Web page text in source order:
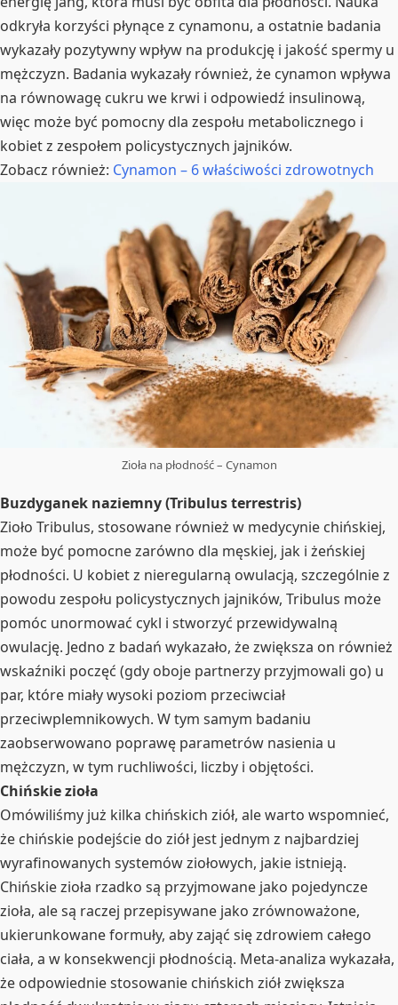
odkryła korzyści płynące z cynamonu, a ostatnie badania
wykazały pozytywny wpływ na produkcję i jakość spermy u
mężczyzn. Badania wykazały również, że cynamon wpływa
na równowagę cukru we krwi i odpowiedź insulinową,
więc może być pomocny dla zespołu metabolicznego i
kobiet z zespołem policystycznych jajników.
Zobacz również: Cynamon – 6 właściwości zdrowotnych
Zioła na płodność – Cynamon
Buzdyganek naziemny (Tribulus terrestris)
Zioło Tribulus, stosowane również w medycynie chińskiej,
może być pomocne zarówno dla męskiej, jak i żeńskiej
płodności. U kobiet z nieregularną owulacją, szczególnie z
powodu zespołu policystycznych jajników, Tribulus może
pomóc unormować cykl i stworzyć przewidywalną
owulację. Jedno z badań wykazało, że zwiększa on również
wskaźniki poczęć (gdy oboje partnerzy przyjmowali go) u
par, które miały wysoki poziom przeciwciał
przeciwplemnikowych. W tym samym badaniu
zaobserwowano poprawę parametrów nasienia u
mężczyzn, w tym ruchliwości, liczby i objętości.
Chińskie zioła
Omówiliśmy już kilka chińskich ziół, ale warto wspomnieć,
że chińskie podejście do ziół jest jednym z najbardziej
wyrafinowanych systemów ziołowych, jakie istnieją.
Chińskie zioła rzadko są przyjmowane jako pojedyncze
zioła, ale są raczej przepisywane jako zrównoważone,
ukierunkowane formuły, aby zająć się zdrowiem całego
ciała, a w konsekwencji płodnością. Meta-analiza wykazała,
że odpowiednie stosowanie chińskich ziół zwiększa